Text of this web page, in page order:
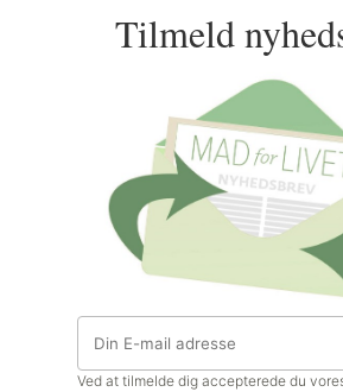
Tilmeld
Ved at tilmelde dig accepterede du